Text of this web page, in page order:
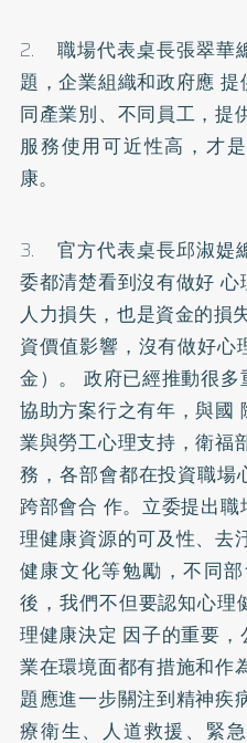
2. 職場代表桌長張翠華
題，企業組織和政府應
同產業別、不同員工，提
服務使用可近性高，才
康。
3. 官方代表桌長邱淑媞
委都清楚看到沒有做好 心
人力損失，也是資金的損
資價值影響，沒有做好
金）。 政府已經推動很
協助方案行之有年，與國
業與勞工心理支持，衛福
務，各部會都在投資職
跨部會合 作。立委提出
理健康資源的可及性、去
健康文化等勉勵，不同
後，我們不但要認知心
理健康決定 因子的重要
業在環境面都有措施和作
題應進一步關注到精神疾
療衛生、人道救援、緊